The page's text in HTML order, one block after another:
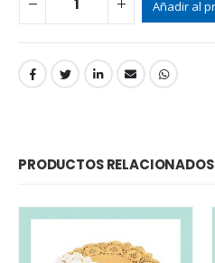
Añadir al
PRODUCTOS RELACIONADOS